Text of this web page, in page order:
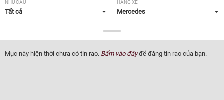
NHU CẦU
Tất cả
HÃNG XE
Mercedes
GL-Class
NĂM SẢN XUẤT
Tất cả
GIÁ XE XUẤT XỨ
Mục này hiện thời chưa có tin rao. Bấm vào đâyđể đăng tin rao của bạn.